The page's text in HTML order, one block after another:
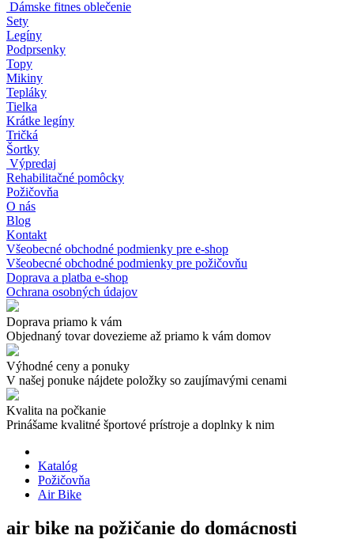
Dámske fitnes oblečenie
Sety
Legíny
Podprsenky
Topy
Mikiny
Tepláky
Tielka
Krátke legíny
Tričká
Šortky
Výpredaj
Rehabilitačné pomôcky
Požičovňa
O nás
Blog
Kontakt
Všeobecné obchodné podmienky pre e-shop
Všeobecné obchodné podmienky pre požičovňu
Doprava a platba e-shop
Ochrana osobných údajov
Doprava priamo k vám
Objednaný tovar dovezieme až priamo k vám domov
Výhodné ceny a ponuky
V našej ponuke nájdete položky so zaujímavými cenami
Kvalita na počkanie
Prinášame kvalitné športové prístroje a doplnky k nim
Katalóg
Požičovňa
Air Bike
air bike na požičanie do domácnosti